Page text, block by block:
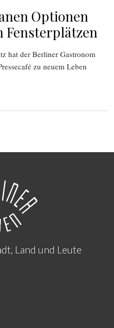
Optionen
Fensterplätzen
hat der Berliner Gastronom
zu neuem Leben
Land und Leute